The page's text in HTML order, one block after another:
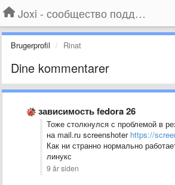
Joxi - сообщество поддержки
Brugerprofil Rinat
Dine kommentarer
зависимость fedora 26
Тоже столкнулся с проблемой в
на mail.ru screenshoter https://
Как ни странно нормально
линукс
9 år siden